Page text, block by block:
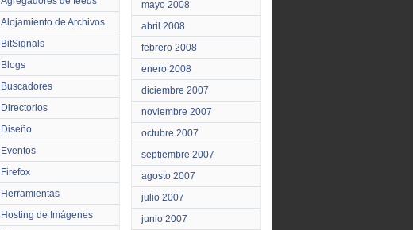
Alojamiento de Archivos
BitSignals
Blogs
Buscadores
Directorios
Diseño
Eventos
Firefox
Herramientas
Hosting de Imágenes
mayo 2008
abril 2008
febrero 2008
enero 2008
diciembre 2007
noviembre 2007
octubre 2007
septiembre 2007
agosto 2007
julio 2007
junio 2007